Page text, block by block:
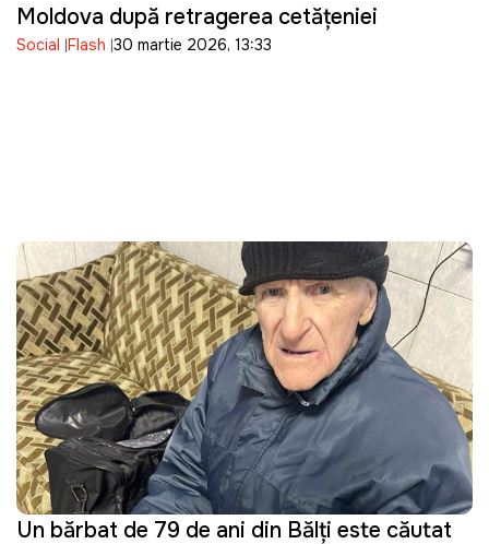
Moldova după retragerea cetățeniei
Social Flash 30 martie 2026, 13:33
Un bărbat de 79 de ani din Bălți este căutat